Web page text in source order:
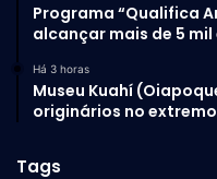
Programa “Qualifica
alcançar mais de 5
Há 3 horas
Museu Kuahí
originários no
Tags